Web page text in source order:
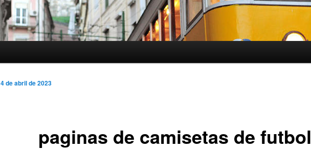
paginas de camisetas de futbol
4 de abril de 2023